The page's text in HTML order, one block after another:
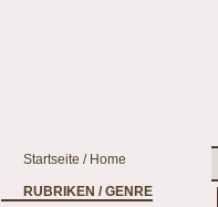
Startseite / Home
RUBRIKEN / GENRE